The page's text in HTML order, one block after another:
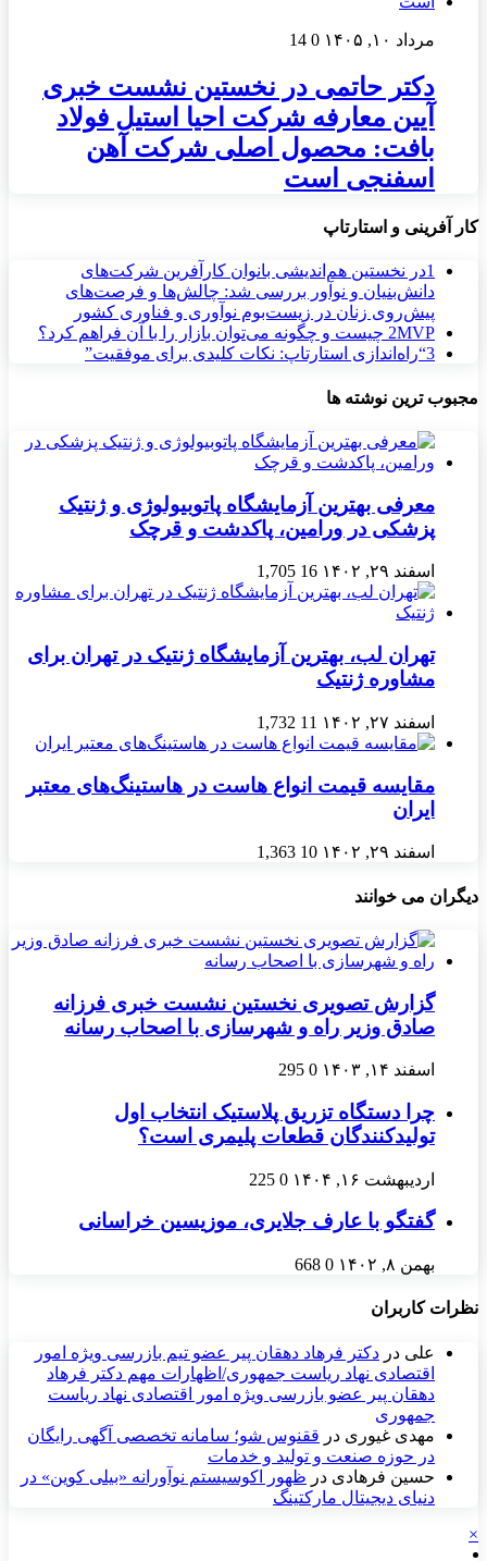
مرداد ۱۰, ۱۴۰۵ 0
14
دکتر حاتمی در نخستین نشست خبری
آیین معارفه شرکت احیا استیل فولاد
بافت: محصول اصلی شرکت آهن
اسفنجی است
کار آفرینی و استارتاپ
1در نخستین هم‌اندیشی بانوان کارآفرین شرکت‌های
دانش‌بنیان و نوآور بررسی شد: چالش‌ها و فرصت‌های
پیش‌روی زنان در زیست‌بوم نوآوری و فناوری کشور
2MVP چیست و چگونه می‌توان بازار را با آن فراهم کرد؟
3“راه‌اندازی استارتاپ: نکات کلیدی برای موفقیت”
مجبوب ترین نوشته ها
معرفی بهترین آزمایشگاه پاتوبیولوژی و ژنتیک
پزشکی در ورامین، پاکدشت و قرچک
اسفند ۲۹, ۱۴۰۲ 16
1,705
تهران لب، بهترین آزمایشگاه ژنتیک در تهران برای
مشاوره ژنتیک
اسفند ۲۷, ۱۴۰۲ 11
1,732
مقایسه قیمت انواع هاست در هاستینگ‌های معتبر
ایران
اسفند ۲۹, ۱۴۰۲ 10
1,363
دیگران می خوانند
گزارش تصویری نخستین نشست خبری فرزانه
صادق وزير راه و شهرسازی با اصحاب‌ رسانه
اسفند ۱۴, ۱۴۰۳ 0
295
چرا دستگاه تزریق پلاستیک انتخاب اول
تولیدکنندگان قطعات پلیمری است؟
اردیبهشت ۱۶, ۱۴۰۴ 0
225
گفتگو با عارف جلایری، موزیسین خراسانی
بهمن ۸, ۱۴۰۲ 0
668
نظرات کاربران
علی در دکتر فرهاد دهقان پیر عضو تيم بازرسی ويژه امور
اقتصادی نهاد رياست جمهوری/اظهارات مهم دکتر فرهاد
دهقان پیر عضو بازرسی ویژه امور اقتصادی نهاد ریاست
جمهوری
مهدی غیوری در ققنوس شو؛ سامانه تخصصی آگهی رایگان
در حوزه صنعت و تولید و خدمات
حسین فرهادی در ظهور اکوسیستم نوآورانه «بیلی کوین» در
دنیای دیجیتال مارکتینگ
×